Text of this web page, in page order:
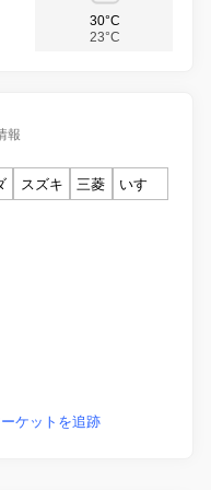
30°C
23°C
報
スズキ 三菱
いすゞ
ケットを追跡